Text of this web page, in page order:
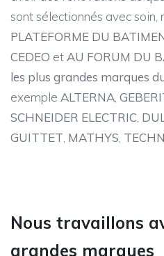
sont sélectionnés avec soin,
PLATEFORME DU
CEDEO etAU FORUM DU
les plus grandes marques
exemple ALTERNA,
SCHNEIDER ELECTRIC,
GUITTET, MATHYS,
Nous travaillons
grandes marques